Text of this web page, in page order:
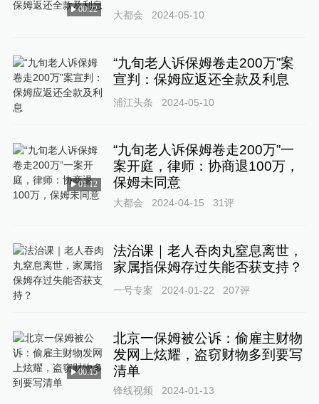
00:22 大都会 2024-05-10
“九旬老人诉保姆卷走200万”案
宣判：保姆应返还全款及利息
浦江头条 2024-05-10
01:12
“九旬老人诉保姆卷走200万”一
案开庭，律师：协商退100万，
保姆未同意
大都会 2024-04-15 31评
法治课｜老人吞肉丸窒息离世，
家属指保姆存过失能否获支持？
一号专案 2024-01-22 207评
00:15
北京一保姆被公诉：偷雇主财物
发网上炫耀，盗窃财物多到要写
清单
锋线视频 2024-01-13